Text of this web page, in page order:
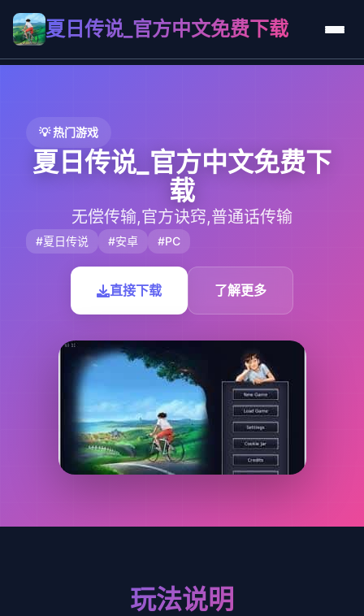
夏日传说_官方中文免费下载
💡 热门游戏
夏日传说_官方中文免费下
载
无偿传输,官方诀窍,普通话传输
#夏日传说 #安卓 #PC
直接下载 了解更多
玩法说明